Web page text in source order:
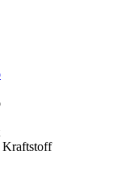
Kraftstoff